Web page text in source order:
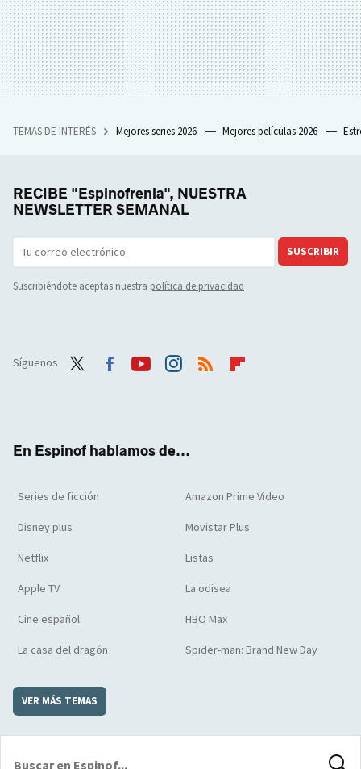
TEMAS DE INTERÉS Mejores series 2026 Mejores películas 2026
RECIBE "Espinofrenia", NUESTRA
NEWSLETTER SEMANAL
SUSCRIBIR
Suscribiéndote aceptas nuestra política de privacidad
Síguenos
En Espinof hablamos de...
Series de ficción Amazon Prime Video
Disney plus Movistar Plus
Netflix Listas
Apple TV La odisea
Cine español HBO Max
La casa del dragón Spider-man: Brand New Day
VER MÁS TEMAS